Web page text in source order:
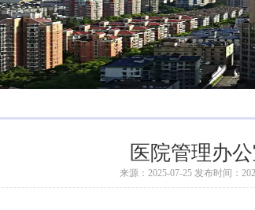
医院管理办
来源：2025-07-25 发布时间：